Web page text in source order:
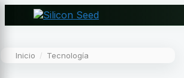
Inicio / Tecnología